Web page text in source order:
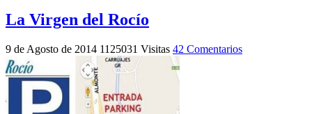
La Virgen del Rocío
9 de Agosto de 2014 1125031 Visitas 42 Comentarios